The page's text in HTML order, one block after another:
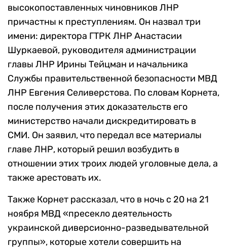
высокопоставленных чиновников ЛНР
причастны к преступлениям. Он назвал три
имени: директора ГТРК ЛНР Анастасии
Шуркаевой, руководителя администрации
главы ЛНР Ирины Тейцман и начальника
Службы правительственной безопасности МВД
ЛНР Евгения Селиверстова. По словам Корнета,
после получения этих доказательств его
министерство начали дискредитировать в
СМИ. Он заявил, что передал все материалы
главе ЛНР, который решил возбудить в
отношении этих троих людей уголовные дела, а
также арестовать их.
Также Корнет рассказал, что в ночь с 20 на 21
ноября МВД «пресекло деятельность
украинской диверсионно-разведывательной
группы», которые хотели совершить на